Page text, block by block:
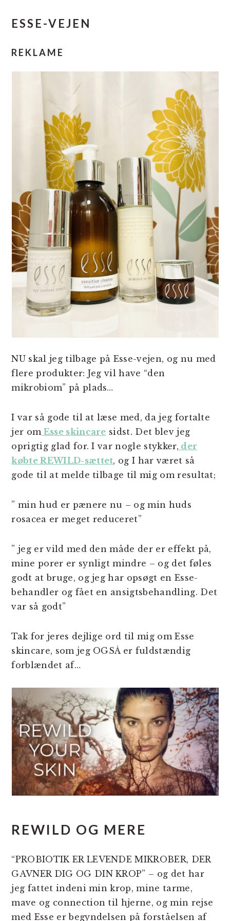
ESSE-VEJEN
REKLAME
NU skal jeg tilbage på Esse-vejen, og nu med
flere produkter: Jeg vil have “den
mikrobiom” på plads…
I var så gode til at læse med, da jeg fortalte
jer omEsse skincare sidst. Det blev jeg
oprigtig glad for. I var nogle stykker, der
købte REWILD-sættet, og I har været så
gode til at melde tilbage til mig om resultat;
” min hud er pænere nu – og min huds
rosacea er meget reduceret”
” jeg er vild med den måde der er effekt på,
mine porer er synligt mindre – og det føles
godt at bruge, og jeg har opsøgt en Esse-
behandler og fået en ansigtsbehandling. Det
var så godt”
Tak for jeres dejlige ord til mig om Esse
skincare, som jeg OGSÅ er fuldstændig
forblændet af…
REWILD OG MERE
“PROBIOTIK ER LEVENDE MIKROBER, DER
GAVNER DIG OG DIN KROP” – og det har
jeg fattet indeni min krop, mine tarme,
mave og connection til hjerne, og min rejse
med Esse er begyndelsen på forståelsen af